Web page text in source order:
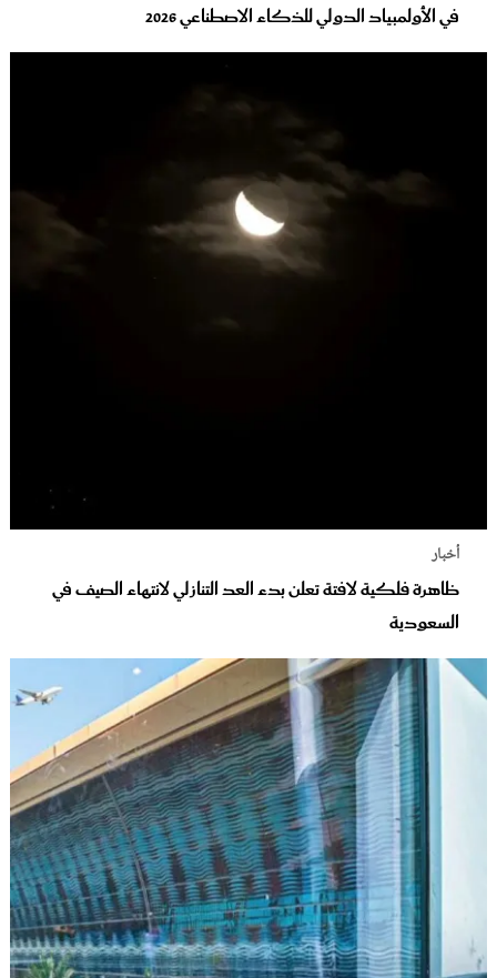
في الأولمبياد الدولي للذكاء الاصطناعي 2026
أخبار
ظاهرة فلكية لافتة تعلن بدء العد التنازلي لانتهاء الصيف في
السعودية